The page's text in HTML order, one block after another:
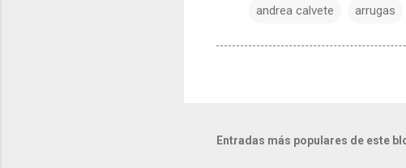
andrea calvete arrugas
Entradas más populares de este